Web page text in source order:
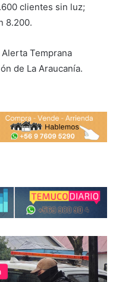
clientes sin luz;
8.200.
Temprana
de La Araucanía.